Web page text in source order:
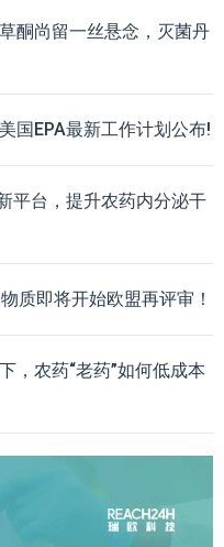
酮尚留一丝悬念，灭菌丹
国EPA最新工作计划公布!
平台，提升农药内分泌干
质即将开始欧盟再评审！
，农药“老药”如何低成本